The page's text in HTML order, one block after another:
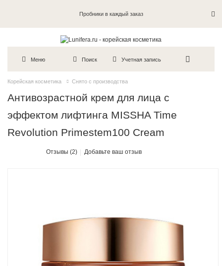
Пробники в каждый заказ
Меню Поиск Учетная запись
Корейская косметика Снято с производства
Антивозрастной крем для лица с
эффектом лифтинга MISSHA Time
Revolution Primestem100 Cream
Отзывы (2) Добавьте ваш отзыв